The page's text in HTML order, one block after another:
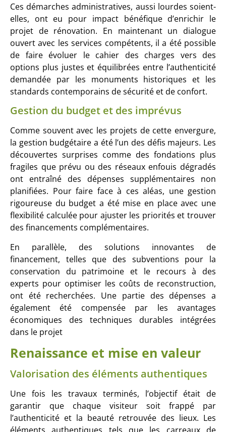
Ces démarches administratives, aussi lourdes soient-
elles, ont eu pour impact bénéfique d’enrichir le
projet de rénovation. En maintenant un dialogue
ouvert avec les services compétents, il a été possible
de faire évoluer le cahier des charges vers des
options plus justes et équilibrées entre l’authenticité
demandée par les monuments historiques et les
standards contemporains de sécurité et de confort.
Gestion du budget et des imprévus
Comme souvent avec les projets de cette envergure,
la gestion budgétaire a été l’un des défis majeurs. Les
découvertes surprises comme des fondations plus
fragiles que prévu ou des réseaux enfouis dégradés
ont entraîné des dépenses supplémentaires non
planifiées. Pour faire face à ces aléas, une gestion
rigoureuse du budget a été mise en place avec une
flexibilité calculée pour ajuster les priorités et trouver
des financements complémentaires.
En parallèle, des solutions innovantes de
financement, telles que des subventions pour la
conservation du patrimoine et le recours à des
experts pour optimiser les coûts de reconstruction,
ont été recherchées. Une partie des dépenses a
également été compensée par les avantages
économiques des techniques durables intégrées
dans le projet
Renaissance et mise en valeur
Valorisation des éléments authentiques
Une fois les travaux terminés, l’objectif était de
garantir que chaque visiteur soit frappé par
l’authenticité et la beauté retrouvée des lieux. Les